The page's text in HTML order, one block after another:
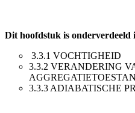
Dit hoofdstuk is onderverdeeld
3.3.1 VOCHTIGHEID
3.3.2 VERANDERING
3.3.3 ADIABATISCHE